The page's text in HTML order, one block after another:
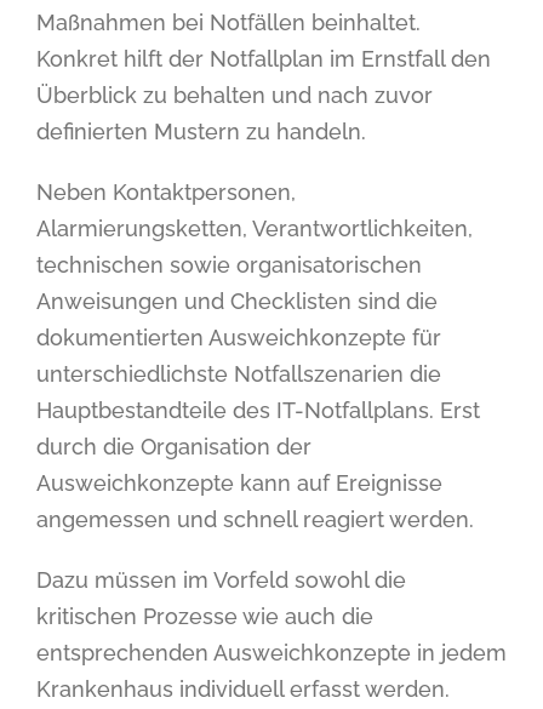
Maßnahmen bei Notfällen beinhaltet.
Konkret hilft der Notfallplan im Ernstfall den
Überblick zu behalten und nach zuvor
definierten Mustern zu handeln.
Neben Kontaktpersonen,
Alarmierungsketten, Verantwortlichkeiten,
technischen sowie organisatorischen
Anweisungen und Checklisten sind die
dokumentierten Ausweichkonzepte für
unterschiedlichste Notfallszenarien die
Hauptbestandteile des IT-Notfallplans. Erst
durch die Organisation der
Ausweichkonzepte kann auf Ereignisse
angemessen und schnell reagiert werden.
Dazu müssen im Vorfeld sowohl die
kritischen Prozesse wie auch die
entsprechenden Ausweichkonzepte in jedem
Krankenhaus individuell erfasst werden.